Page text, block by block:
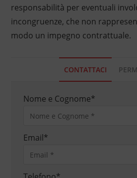
responsabilità per eventuali
incongruenze, che non
modo un impegno contrattuale.
CONTATTACI
Nome e Cognome*
Email*